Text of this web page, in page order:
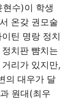
현수)이 학생
온갖 권모술
틴 명랑 정치
치판 뺨치는
리가 있지만,
의 대우가 달
원대(최우